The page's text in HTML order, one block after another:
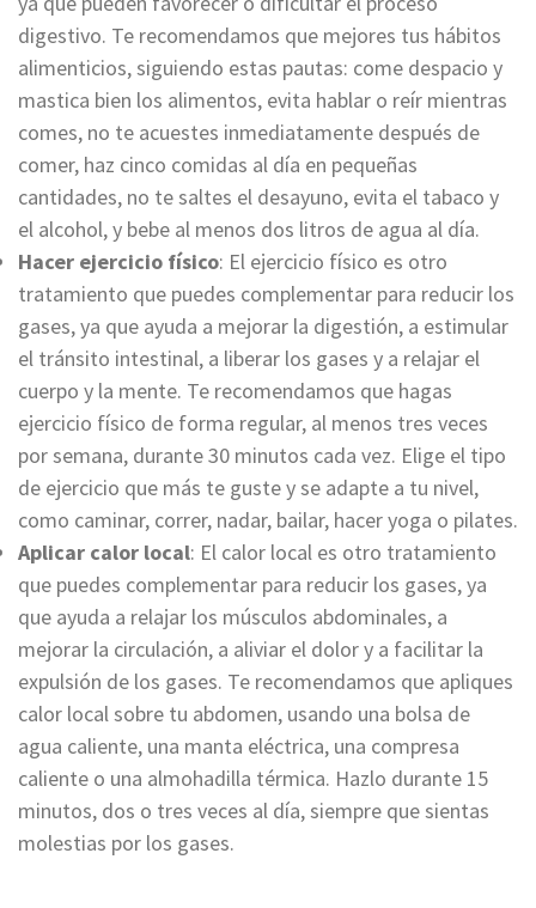
digestivo. Te recomendamos que mejores tus hábitos
alimenticios, siguiendo estas pautas: come despacio y
mastica bien los alimentos, evita hablar o reír mientras
comes, no te acuestes inmediatamente después de
comer, haz cinco comidas al día en pequeñas
cantidades, no te saltes el desayuno, evita el tabaco y
el alcohol, y bebe al menos dos litros de agua al día.
Hacer ejercicio físico: El ejercicio físico es otro
tratamiento que puedes complementar para reducir los
gases, ya que ayuda a mejorar la digestión, a estimular
el tránsito intestinal, a liberar los gases y a relajar el
cuerpo y la mente. Te recomendamos que hagas
ejercicio físico de forma regular, al menos tres veces
por semana, durante 30 minutos cada vez. Elige el tipo
de ejercicio que más te guste y se adapte a tu nivel,
como caminar, correr, nadar, bailar, hacer yoga o pilates.
Aplicar calor local: El calor local es otro tratamiento
que puedes complementar para reducir los gases, ya
que ayuda a relajar los músculos abdominales, a
mejorar la circulación, a aliviar el dolor y a facilitar la
expulsión de los gases. Te recomendamos que apliques
calor local sobre tu abdomen, usando una bolsa de
agua caliente, una manta eléctrica, una compresa
caliente o una almohadilla térmica. Hazlo durante 15
minutos, dos o tres veces al día, siempre que sientas
molestias por los gases.